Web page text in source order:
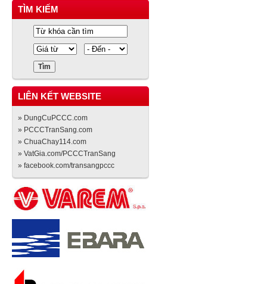
TÌM KIẾM
LIÊN KẾT WEBSITE
» DungCuPCCC.com
» PCCCTranSang.com
» ChuaChay114.com
» VatGia.com/PCCCTranSang
» facebook.com/transangpccc